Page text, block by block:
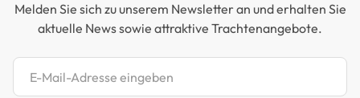
Melden Sie sich zu unserem Newsletter an und erhalten Sie
aktuelle News sowie attraktive Trachtenangebote.
Newsletter abonnieren